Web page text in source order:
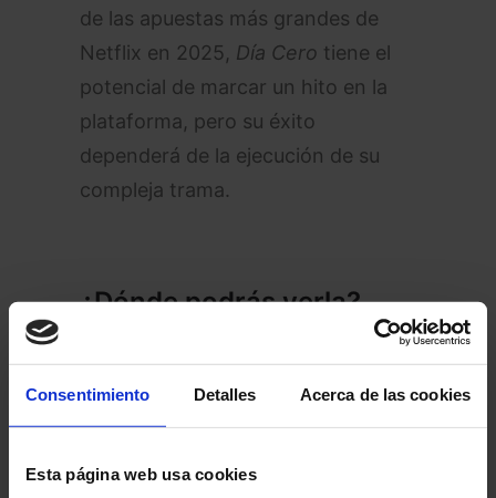
Consentimiento Detalles Acerca de las cookies
Esta página web usa cookies
de las apuestas más grandes de
Netflix en 2025, Día Cero tiene el
potencial de marcar un hito en la
plataforma, pero su éxito
dependerá de la ejecución de su
compleja trama.
¿Dónde podrás verla?
partir del 20 de febrero de 2025 y
va a contar con 6 intensos